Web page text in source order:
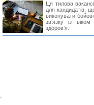
Ця тилова
для кандидатів,
виконувати
звʼязку із
здоровʼя.